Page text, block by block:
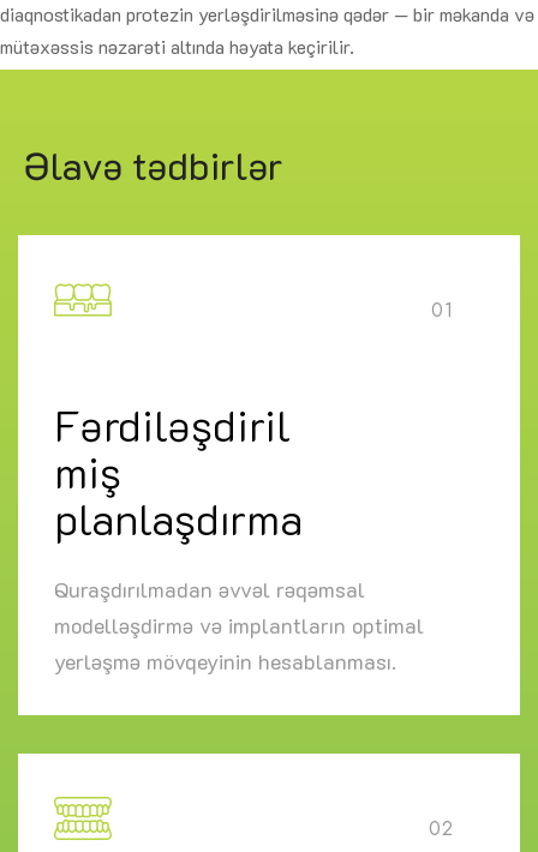
diaqnostikadan protezin yerləşdirilməsinə qədər — bir məkanda və
mütəxəssis nəzarəti altında həyata keçirilir.
Əlavə tədbirlər
01
Fərdiləşdiril
miş
planlaşdırma
Quraşdırılmadan əvvəl rəqəmsal
modelləşdirmə və implantların optimal
yerləşmə mövqeyinin hesablanması.
02